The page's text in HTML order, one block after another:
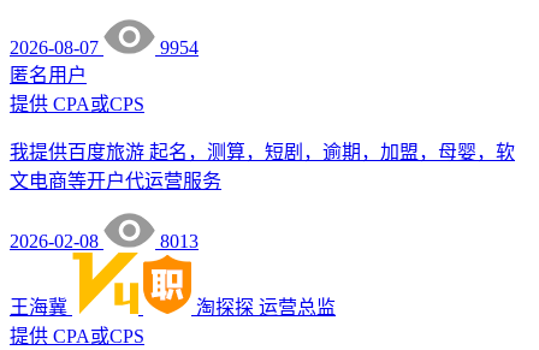
2026-08-07
9954
匿名用户
提供 CPA或CPS
我提供百度旅游 起名，测算，短剧，逾期，加盟，母婴，软
文电商等开户代运营服务
2026-02-08 8013
王海冀 淘探探 运营总监
提供 CPA或CPS